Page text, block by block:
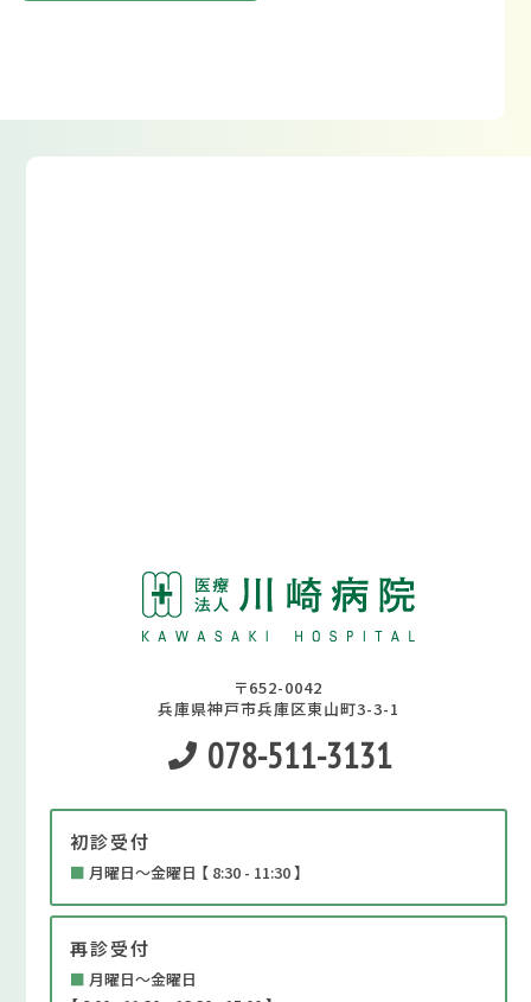
〒652-0042
兵庫県神戸市兵庫区東山町3-3-1
078-511-3131
初診受付
■ 月曜日～金曜日 【 8:30 - 11:30 】
再診受付
■ 月曜日～金曜日